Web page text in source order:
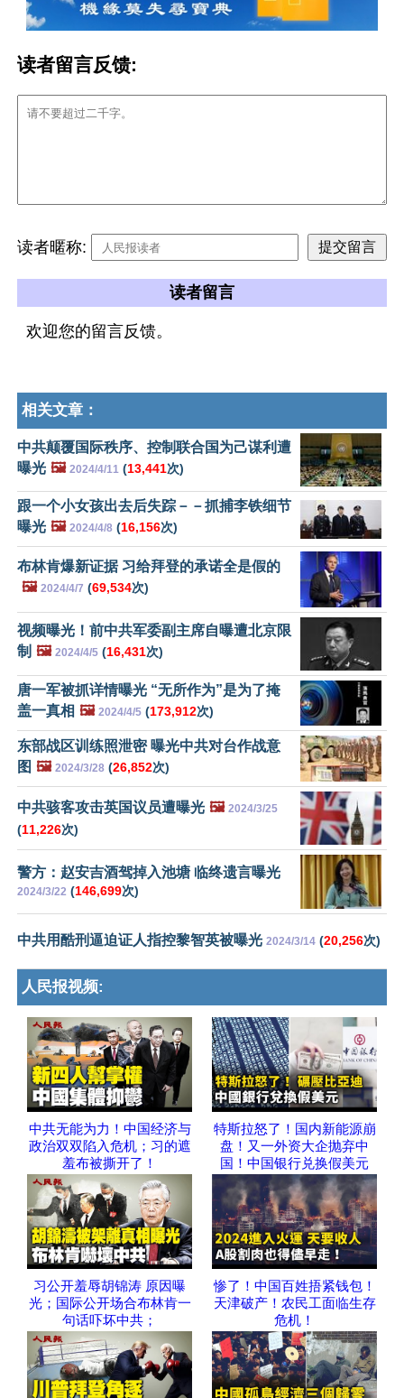
读者留言反馈:
读者暱称:
读者留言
欢迎您的留言反馈。
相关文章：
中共颠覆国际秩序、控制联合国为己谋利遭
曝光 🖼️ 2024/4/11 (13,441次)
跟一个小女孩出去后失踪－－抓捕李铁细节
曝光 🖼️ 2024/4/8 (16,156次)
布林肯爆新证据 习给拜登的承诺全是假的
🖼️ 2024/4/7 (69,534次)
视频曝光！前中共军委副主席自曝遭北京限
制 🖼️ 2024/4/5 (16,431次)
唐一军被抓详情曝光 “无所作为”是为了掩
盖一真相 🖼️ 2024/4/5 (173,912次)
东部战区训练照泄密 曝光中共对台作战意
图 🖼️ 2024/3/28 (26,852次)
中共骇客攻击英国议员遭曝光 🖼️ 2024/3/25
(11,226次)
警方：赵安吉酒驾掉入池塘 临终遗言曝光
2024/3/22 (146,699次)
中共用酷刑逼迫证人指控黎智英被曝光 2024/3/14 (20,256次)
人民报视频:
中共无能为力！中国经济与
政治双双陷入危机；习的遮
羞布被撕开了！
特斯拉怒了！国内新能源崩
盘！又一外资大企抛弃中
国！中国银行兑换假美元
习公开羞辱胡锦涛 原因曝
光；国际公开场合布林肯一
句话吓坏中共；
惨了！中国百姓捂紧钱包！
天津破产！农民工面临生存
危机！